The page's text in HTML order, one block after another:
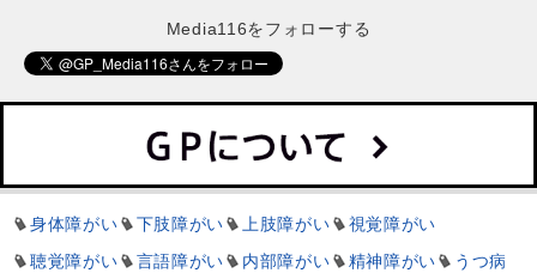
Media116をフォローする
身体障がい 下肢障がい 上肢障がい
視覚障がい
聴覚障がい
言語障がい 内部障がい 精神障がい
うつ病